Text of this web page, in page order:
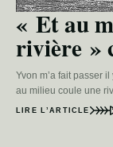
« Et au
rivière »
Yvon m’a fait passer
au milieu coule une
LIRE L’ARTICLE